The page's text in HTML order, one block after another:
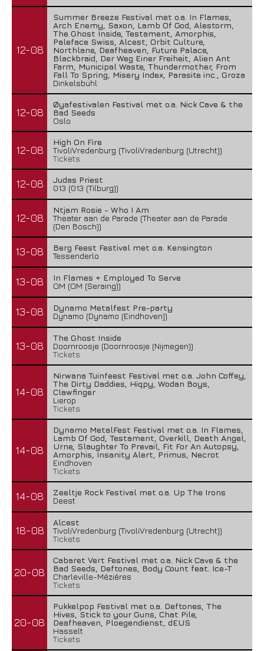
12-08
Summer Breeze Festival met o.a. In Flames,
Arch Enemy, Saxon, Lamb Of God, Alestorm,
The Ghost Inside, Testament, Amorphis,
Paleface Swiss, Alcest, Orbit Culture,
Northlane, Deafheaven, Future Palace,
Blackbraid, Der Weg Einer Freiheit, Alien Ant
Farm, Municipal Waste, Thundermother, From
Fall To Spring, Misery Index, Parasite inc., Groza
Dinkelsbühl
12-08
Øyafestivalen Festival met o.a. Nick Cave & the
Bad Seeds
Oslo
12-08
High On Fire
TivoliVredenburg (TivoliVredenburg (Utrecht))
Tickets
12-08
Judas Priest
013 (013 (Tilburg))
12-08
Ntjam Rosie - Who I Am
Theater aan de Parade (Theater aan de Parade
(Den Bosch))
13-08
Berg Feest Festival met o.a. Kensington
Tessenderlo
13-08
In Flames + Employed To Serve
OM (OM (Seraing))
13-08
Dynamo Metalfest Pre-party
Dynamo (Dynamo (Eindhoven))
13-08
The Ghost Inside
Doornroosje (Doornroosje (Nijmegen))
Tickets
14-08
Nirwana Tuinfeest Festival met o.a. John Coffey,
The Dirty Daddies, Hiqpy, Wodan Boys,
Clawfinger
Lierop
Tickets
14-08
Dynamo MetalFest Festival met o.a. In Flames,
Lamb Of God, Testament, Overkill, Death Angel,
Urne, Slaughter To Prevail, Fit For An Autopsy,
Amorphis, Insanity Alert, Primus, Necrot
Eindhoven
Tickets
14-08
Zeeltje Rock Festival met o.a. Up The Irons
Deest
18-08
Alcest
TivoliVredenburg (TivoliVredenburg (Utrecht))
Tickets
20-08
Cabaret Vert Festival met o.a. Nick Cave & the
Bad Seeds, Deftones, Body Count feat. Ice-T
Charleville-Mézières
Tickets
20-08
Pukkelpop Festival met o.a. Deftones, The
Hives, Stick to your Guns, Chat Pile,
Deafheaven, Ploegendienst, dEUS
Hasselt
Tickets